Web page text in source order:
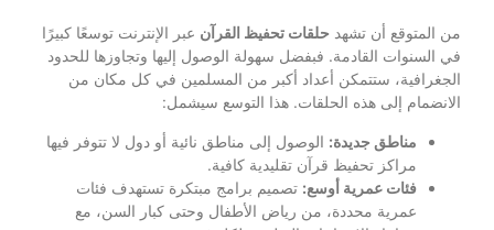
من المتوقع أن تشهد حلقات تحفيظ القرآن عبر الإنترنت توسعًا كبيرًا
في السنوات القادمة. فبفضل سهولة الوصول إليها وتجاوزها للحدود
الجغرافية، ستتمكن أعداد أكبر من المسلمين في كل مكان من
الانضمام إلى هذه الحلقات. هذا التوسع سيشمل:
مناطق جديدة: الوصول إلى مناطق نائية أو دول لا تتوفر فيها
مراكز تحفيظ قرآن تقليدية كافية.
فئات عمرية أوسع: تصميم برامج مبتكرة تستهدف فئات
عمرية محددة، من رياض الأطفال وحتى كبار السن، مع